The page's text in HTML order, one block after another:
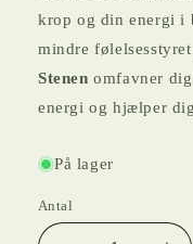
krop og din energi i
mindre
Stenen omfavner
energi og hjælper
På lager
Antal